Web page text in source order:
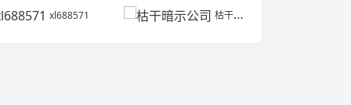
xl688571 枯干暗示公司